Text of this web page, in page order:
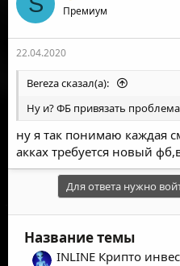
Премиум
22.04.2020
Bereza сказал(а):
Ну и? ФБ привязать
ну я так понимаю каждая
акках требуется новый
Для ответа нужно
Название темы
INLINE Крипто